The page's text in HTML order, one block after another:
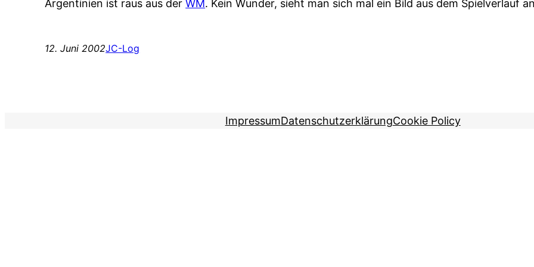
Argentinien ist raus aus derWM. Kein Wunder, sieht man sich mal ein Bild aus dem Spielverlauf
12. Juni 2002JC-Log
ImpressumDatenschutzerklärungCookie Policy